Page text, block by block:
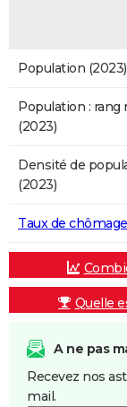
Population (2023)
Population : rang
(2023)
Densité de
(2023)
Taux de chômage
Quelle
A ne pas
Recevez nos
mail.